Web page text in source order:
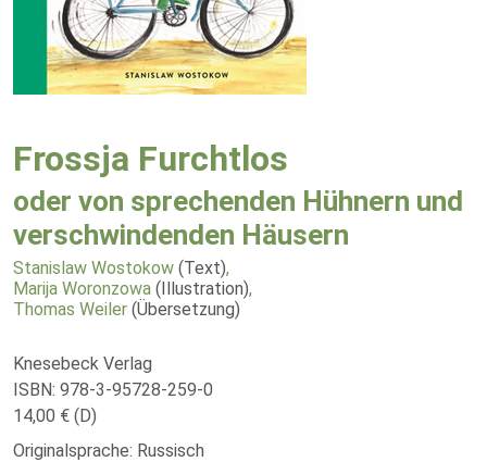
Frossja Furchtlos
oder von sprechenden Hühnern und
verschwindenden Häusern
Stanislaw Wostokow (Text),
Marija Woronzowa (Illustration),
Thomas Weiler (Übersetzung)
Knesebeck Verlag
ISBN: 978-3-95728-259-0
14,00 € (D)
Originalsprache: Russisch